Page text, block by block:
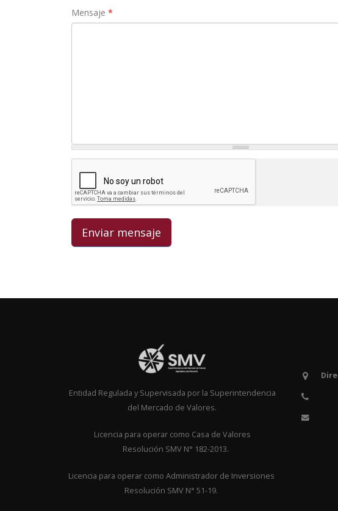
Mensaje *
Entidad Regulada y Supervisada por la Superintendencia
del Mercado de Valores.
Licencia para operar como Casa de Valores
Resolución SMV N° 182-2013.
Licencia para operar como Administrador de Inversiones
Resolución SMV N° 51-19.